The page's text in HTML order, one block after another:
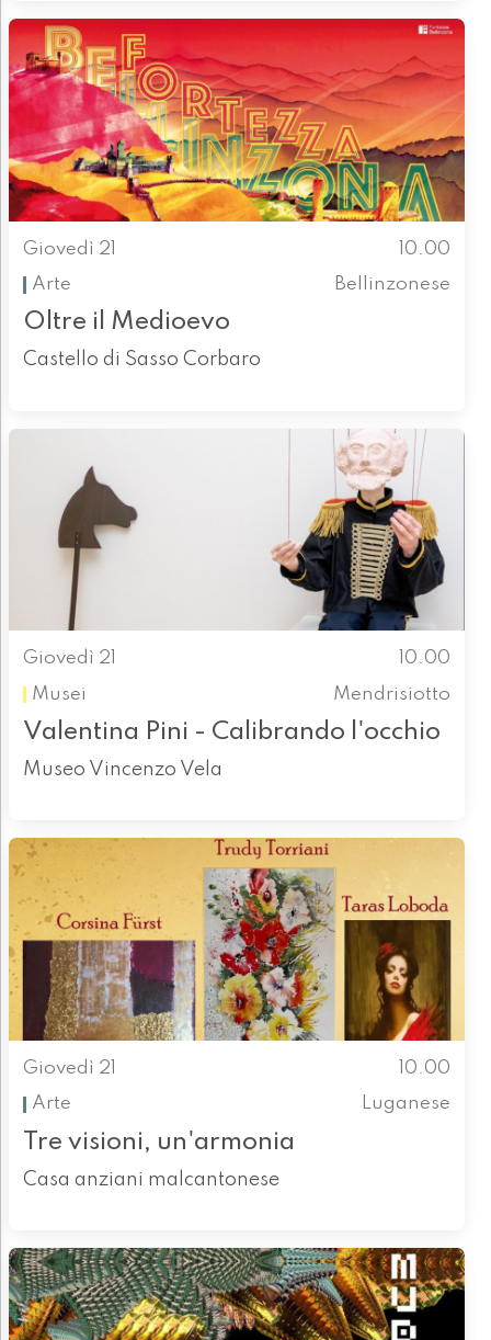
Giovedì 21
10.00
Arte
Bellinzonese
Oltre il Medioevo
Castello di Sasso Corbaro
Giovedì 21
10.00
Musei
Mendrisiotto
Valentina Pini - Calibrando l'occhio
Museo Vincenzo Vela
Giovedì 21
10.00
Arte
Luganese
Tre visioni, un'armonia
Casa anziani malcantonese